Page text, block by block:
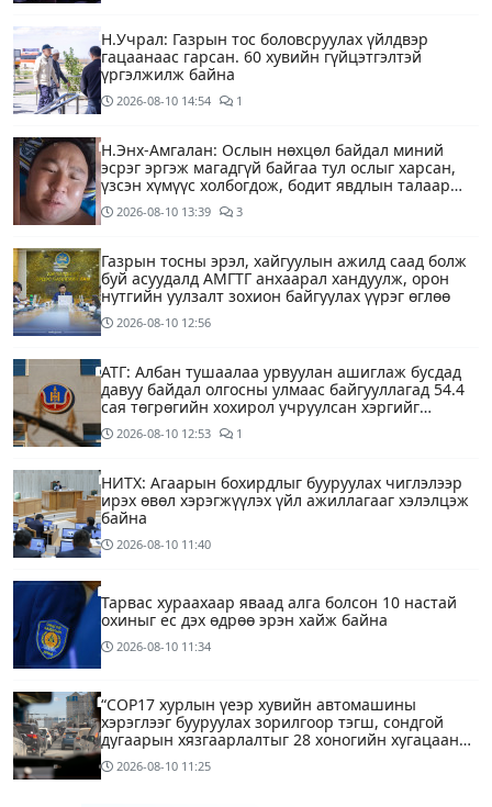
Н.Учрал: Газрын тос боловсруулах үйлдвэр
гацаанаас гарсан. 60 хувийн гүйцэтгэлтэй
үргэлжилж байна
2026-08-10 14:54 1
Н.Энх-Амгалан: Ослын нөхцөл байдал миний
эсрэг эргэж магадгүй байгаа тул ослыг харсан,
үзсэн хүмүүс холбогдож, бодит явдлын талаар
ярьж өгч тусална уу
2026-08-10 13:39 3
Газрын тосны эрэл, хайгуулын ажилд саад болж
буй асуудалд АМГТГ анхаарал хандуулж, орон
нутгийн уулзалт зохион байгуулах үүрэг өглөө
2026-08-10 12:56
АТГ: Албан тушаалаа урвуулан ашиглаж бусдад
давуу байдал олгосны улмаас байгууллагад 54.4
сая төгрөгийн хохирол учруулсан хэргийг
прокурорт шилжүүллээ
2026-08-10 12:53 1
НИТХ: Агаарын бохирдлыг бууруулах чиглэлээр
ирэх өвөл хэрэгжүүлэх үйл ажиллагааг хэлэлцэж
байна
2026-08-10 11:40
Тарвас хураахаар яваад алга болсон 10 настай
охиныг ес дэх өдрөө эрэн хайж байна
2026-08-10 11:34
“COP17 хурлын үеэр хувийн автомашины
хэрэглээг бууруулах зорилгоор тэгш, сондгой
дугаарын хязгаарлалтыг 28 хоногийн хугацаанд
хийнэ“
2026-08-10 11:25